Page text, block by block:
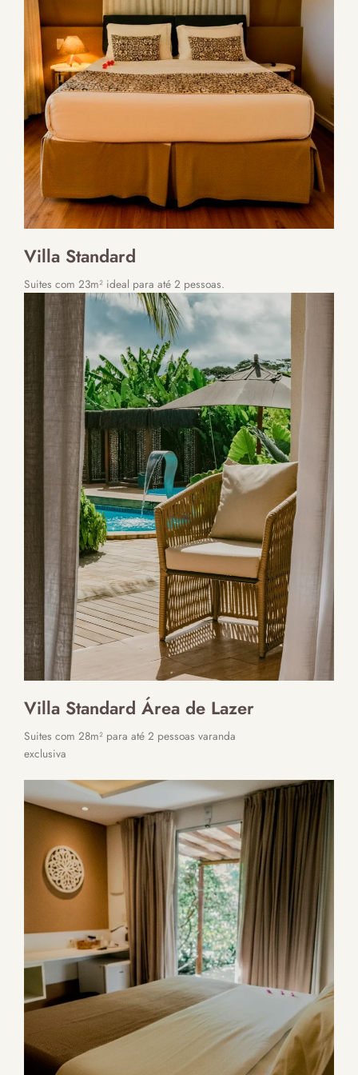
Villa Standard
Suites com 23m² ideal para até 2 pessoas.
Villa Standard Área de Lazer
Suites com 28m² para até 2 pessoas varanda
exclusiva